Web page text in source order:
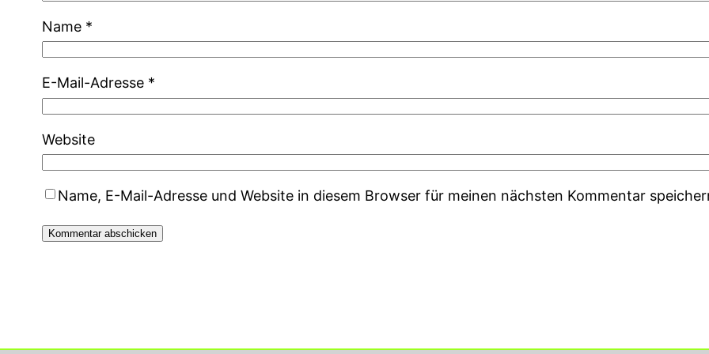
Name *
E-Mail-Adresse *
Website
Name, E-Mail-Adresse und Website in diesem Browser für meinen nächsten Kommentar